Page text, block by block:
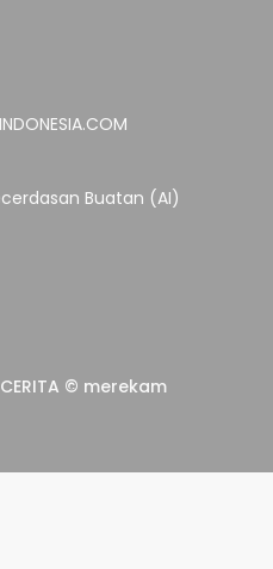
Buatan (AI)
CERITA © merekam